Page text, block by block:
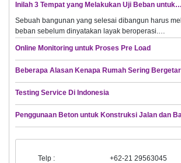
Inilah 3 Tempat yang Melakukan Uji Beban untuk…
Sebuah bangunan yang selesai dibangun harus
beban sebelum dinyatakan layak beroperasi.…
Online Monitoring untuk Proses Pre Load
Beberapa Alasan Kenapa Rumah Sering Bergetar
Testing Service Di Indonesia
Penggunaan Beton untuk Konstruksi Jalan dan
Telp :
+62-21 29563045